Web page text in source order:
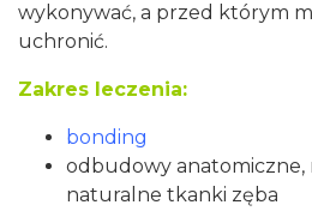
wykonywać, a przed którym
uchronić.
Zakres leczenia:
bonding
odbudowy anatomiczne,
naturalne tkanki zęba